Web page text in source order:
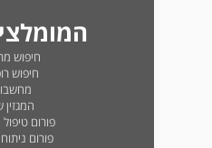
חיפוש
חיפוש
המגזין
פורום
פורום